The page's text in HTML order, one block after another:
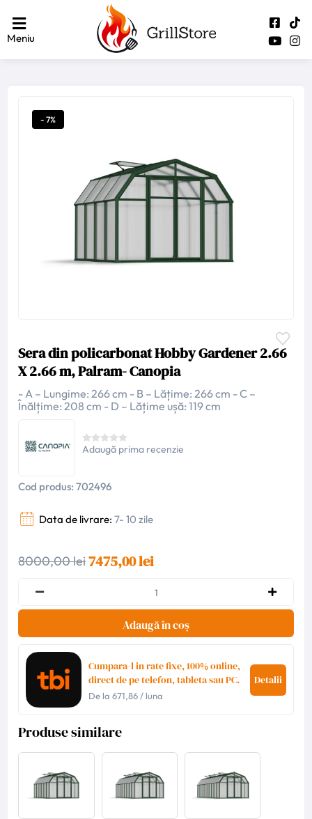
Meniu
- 7%
Sera din policarbonat Hobby Gardener 2.66
X 2.66 m, Palram- Canopia
- A – Lungime: 266 cm - B – Lățime: 266 cm - C –
Înălțime: 208 cm - D – Lățime ușă: 119 cm
Adaugă prima recenzie
Cod produs: 702496
Data de livrare: 7- 10 zile
8000,00 lei7475,00 lei
Adaugă în coș
Cumpara-l in rate fixe, 100% online,
direct de pe telefon, tableta sau PC.
De la671,86 / luna
Detalii
Produse similare